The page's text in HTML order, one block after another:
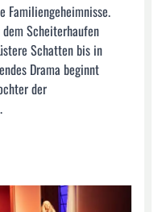
Familiengeheimnisse.
Scheiterhaufen
Schatten bis in
Drama beginnt
der